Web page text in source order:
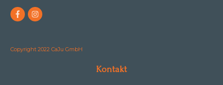
Copyright 2022 CaJu GmbH
Kontakt